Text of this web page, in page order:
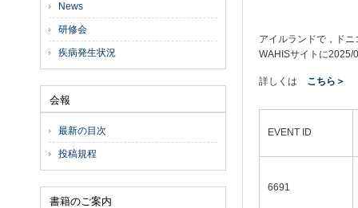
アイルランドで，ド
WAHISサイトに2025/
詳しくは こちら＞
EVENT ID
6691
News
研修会
疾病発生状況
会報
最新の目次
投稿規程
書籍のご案内